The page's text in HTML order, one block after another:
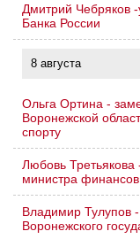
Дмитрий Чебряков
Банка России
8 августа
Ольга Ортина -
Воронежской
спорту
Любовь Третьякова
министра
Владимир Тулупов
Воронежского